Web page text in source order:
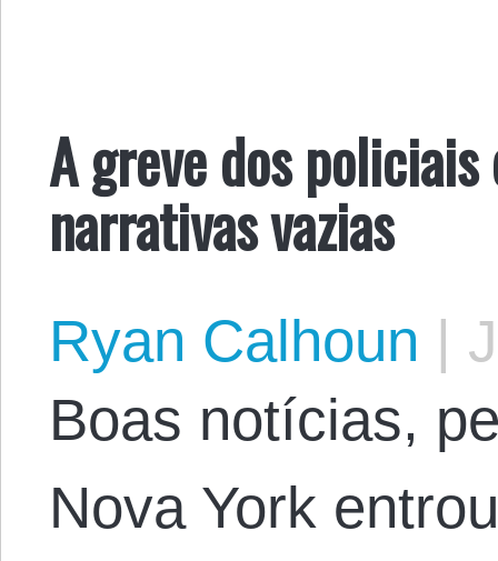
A greve dos policiais
narrativas vazias
Ryan Calhoun |
Boas notícias,
Nova York